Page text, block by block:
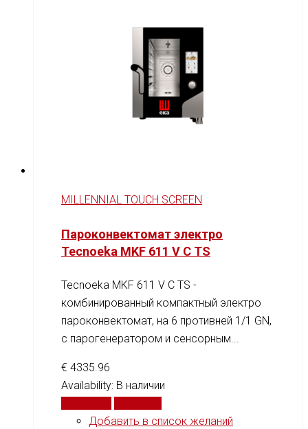
MILLENNIAL TOUCH SCREEN
Пароконвектомат электро
Tecnoeka MKF 611 V C TS
Tecnoeka MKF 611 V C TS -
комбинированный компактный электро
пароконвектомат, на 6 противней 1/1 GN,
c парогенератором и сенсорным...
€ 4335.96
Availability: В наличии
Добавить в список желаний